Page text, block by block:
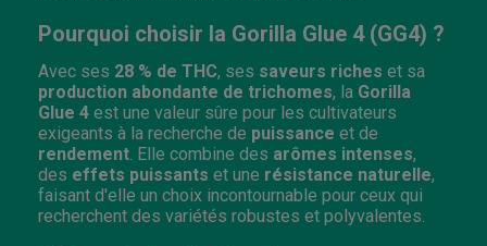
Pourquoi choisir la Gorilla Glue 4 (GG4) ?
Avec ses 28 % de THC, ses saveurs riches et sa
production abondante de trichomes, la Gorilla
Glue 4 est une valeur sûre pour les cultivateurs
exigeants à la recherche de puissance et de
rendement . Elle combine des arômes intenses,
des effets puissants et une résistance naturelle,
faisant d'elle un choix incontournable pour ceux qui
recherchent des variétés robustes et polyvalentes.